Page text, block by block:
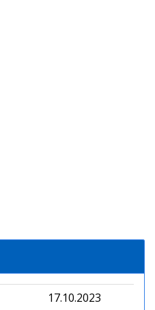
17.10.2023